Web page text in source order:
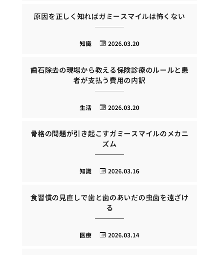
原因を正しく知ればガミースマイルは怖くない
2026.03.20
知識
歯石除去の現場から教える保険診療のルールと患
者が支払う費用の内訳
2026.03.20
生活
骨格の問題が引き起こすガミースマイルのメカニ
ズム
2026.03.16
知識
食習慣の見直しで歯と歯のあいだの虫歯を遠ざけ
る
2026.03.14
医療